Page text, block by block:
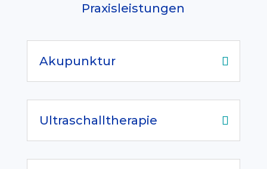
Praxisleistungen
Akupunktur
Ultraschalltherapie